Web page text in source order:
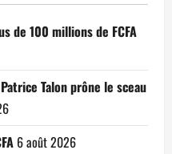
de 100 millions de FCFA
Talon prône le sceau
6 août 2026